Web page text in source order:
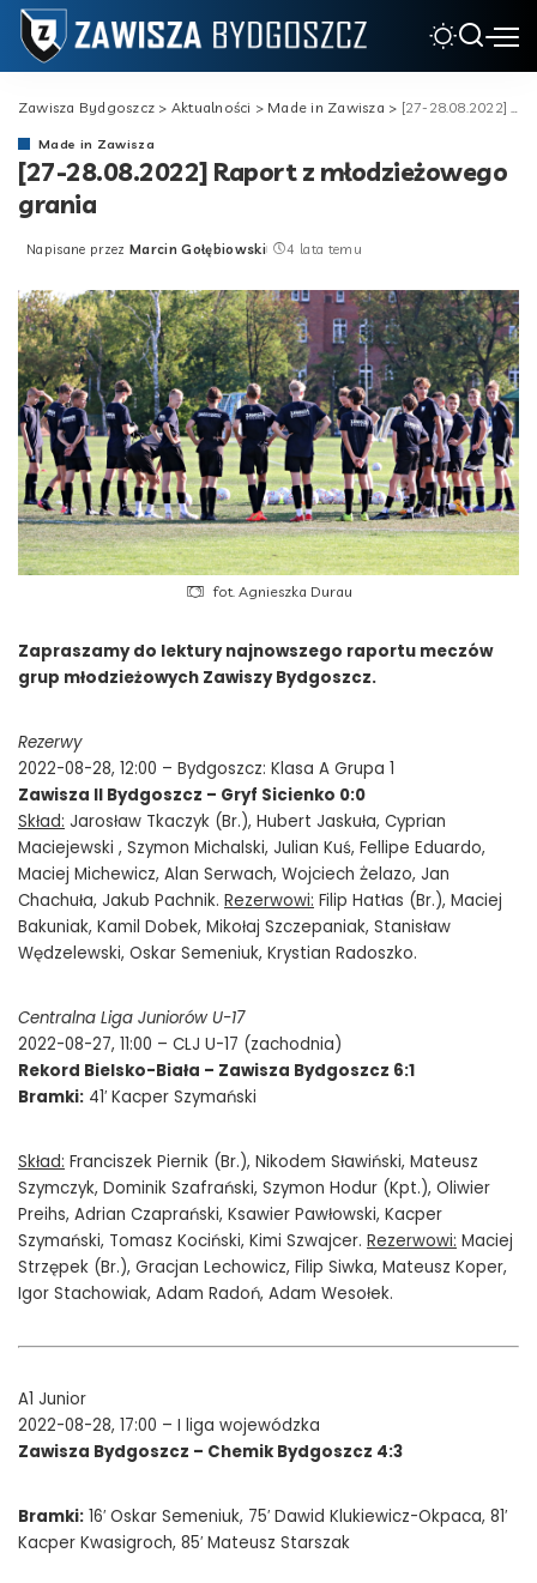
Zawisza Bydgoszcz > Aktualności > Made in Zawisza > [27-28.08.2022] Raport z młodzieżowego grania
Made in Zawisza
[27-28.08.2022] Raport z młodzieżowego
grania
Posted
Napisane przez Marcin Gołębiowski 4 lata temu
fot. Agnieszka Durau
Zapraszamy do lektury najnowszego raportu meczów
grup młodzieżowych Zawiszy Bydgoszcz.
Rezerwy
2022-08-28, 12:00 – Bydgoszcz: Klasa A Grupa 1
Zawisza II Bydgoszcz – Gryf Sicienko 0:0
Skład: Jarosław Tkaczyk (Br.), Hubert Jaskuła, Cyprian
Maciejewski , Szymon Michalski, Julian Kuś, Fellipe Eduardo,
Maciej Michewicz, Alan Serwach, Wojciech Żelazo, Jan
Chachuła, Jakub Pachnik. Rezerwowi: Filip Hatłas (Br.), Maciej
Bakuniak, Kamil Dobek, Mikołaj Szczepaniak, Stanisław
Wędzelewski, Oskar Semeniuk, Krystian Radoszko.
Centralna Liga Juniorów U-17
2022-08-27, 11:00 – CLJ U-17 (zachodnia)
Rekord Bielsko-Biała – Zawisza Bydgoszcz 6:1
Bramki: 41′ Kacper Szymański
Skład: Franciszek Piernik (Br.), Nikodem Sławiński, Mateusz
Szymczyk, Dominik Szafrański, Szymon Hodur (Kpt.), Oliwier
Preihs, Adrian Czaprański, Ksawier Pawłowski, Kacper
Szymański, Tomasz Kociński, Kimi Szwajcer. Rezerwowi: Maciej
Strzępek (Br.), Gracjan Lechowicz, Filip Siwka, Mateusz Koper,
Igor Stachowiak, Adam Radoń, Adam Wesołek.
A1 Junior
2022-08-28, 17:00 – I liga wojewódzka
Zawisza Bydgoszcz – Chemik Bydgoszcz 4:3
Bramki: 16′ Oskar Semeniuk, 75′ Dawid Klukiewicz-Okpaca, 81′
Kacper Kwasigroch, 85′ Mateusz Starszak